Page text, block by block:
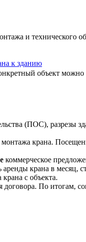
и технического
к зданию
объект можно
(ПОС), разрезы
крана.
коммерческое
крана в месяц,
с объекта.
договора. По итогам,